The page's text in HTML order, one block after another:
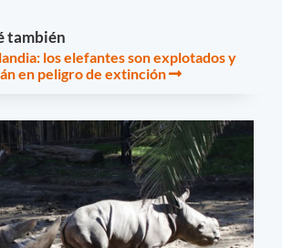
también
los elefantes son explotados y
en peligro de extinción